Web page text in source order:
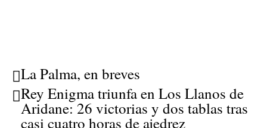
La Palma, en breves
Rey Enigma triunfa en Los Llanos de
Aridane: 26 victorias y dos tablas tras
casi cuatro horas de ajedrez